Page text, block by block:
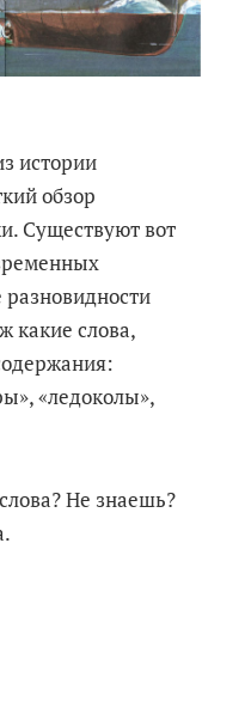
истории
обзор
Существуют вот
разновидности
какие слова,
«ледоколы»,
Не знаешь?